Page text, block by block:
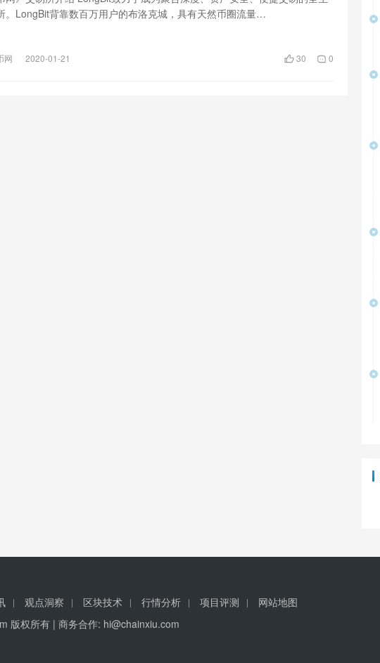
。LongBit背靠数百万用户的布洛克城，具有天然币圈流量…
网 2020-01-21 30 0
观点洞察 区块技术 行情分析 项目评测
网站地图
版权所有 | 商务合作: hi@chainxiu.com